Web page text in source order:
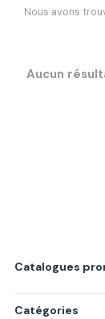
Nous avons
Aucun
Catalogues
Catégories